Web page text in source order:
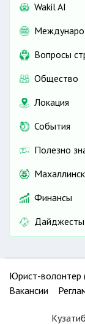
Wakil AI
Вопросы
Общество
Локация
События
Полезно
Финансы
Дайджесты
Юрист-волонтер
Вакансии